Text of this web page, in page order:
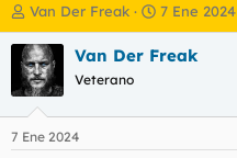
I
n
i
c
i
a
d
o
Van Der Freak
F
e
c
i
7 Ene 2024
Van Der Freak
Veterano
7 Ene 2024